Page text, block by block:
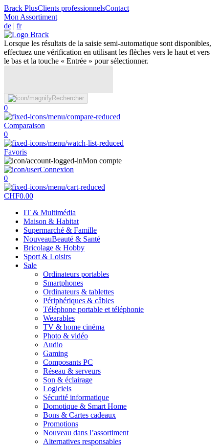
Brack PlusClients professionnelsContact
Mon Assortiment
de | fr
Lorsque les résultats de la saisie semi-automatique sont disponibles,
effectuez une vérification en utilisant les flèches vers le haut et vers
le bas et la touche « Entrée » pour sélectionner.
Rechercher
0
Comparaison
0
Favoris
Mon compte
Connexion
0
CHF0.00
IT & Multimédia
Maison & Habitat
Supermarché & Famille
NouveauBeauté & Santé
Bricolage & Hobby
Sport & Loisirs
Sale
Ordinateurs portables
Smartphones
Ordinateurs & tablettes
Périphériques & câbles
Téléphone portable et téléphonie
Wearables
TV & home cinéma
Photo & vidéo
Audio
Gaming
Composants PC
Réseau & serveurs
Son & éclairage
Logiciels
Sécurité informatique
Domotique & Smart Home
Bons & Cartes cadeaux
Promotions
Nouveau dans l’assortiment
Alternatives responsables